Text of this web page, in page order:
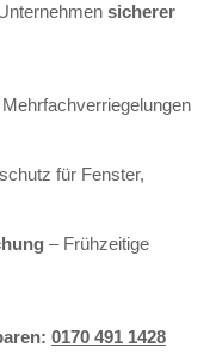
sicherer
für Fenster,
– Frühzeitige
0170 491 1428